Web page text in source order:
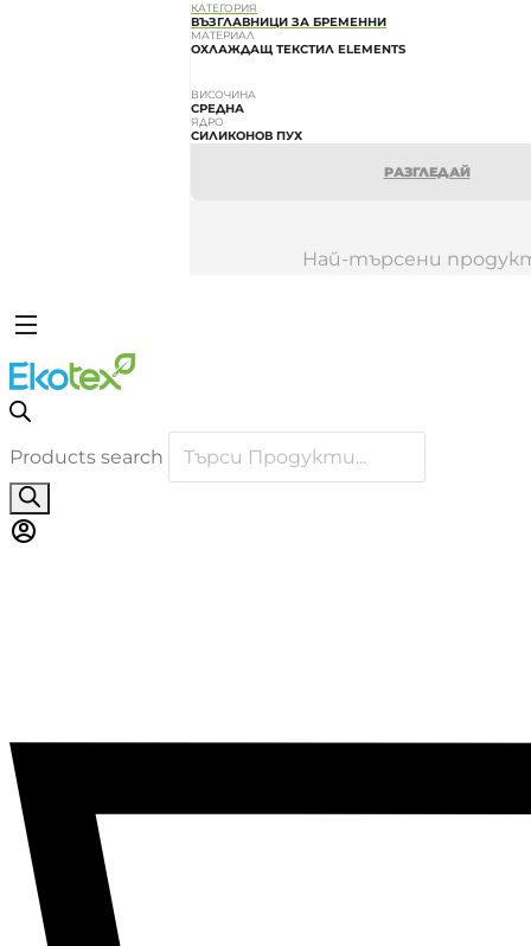
КАТЕГОРИЯ
ВЪЗГЛАВНИЦИ ЗА БРЕМЕННИ
МАТЕРИАЛ
ОХЛАЖДАЩ ТЕКСТИЛ ELEMENTS
ВИСОЧИНА
СРЕДНА
ЯДРО
СИЛИКОНОВ ПУХ
РАЗГЛЕДАЙ
Най-търсени
Products search